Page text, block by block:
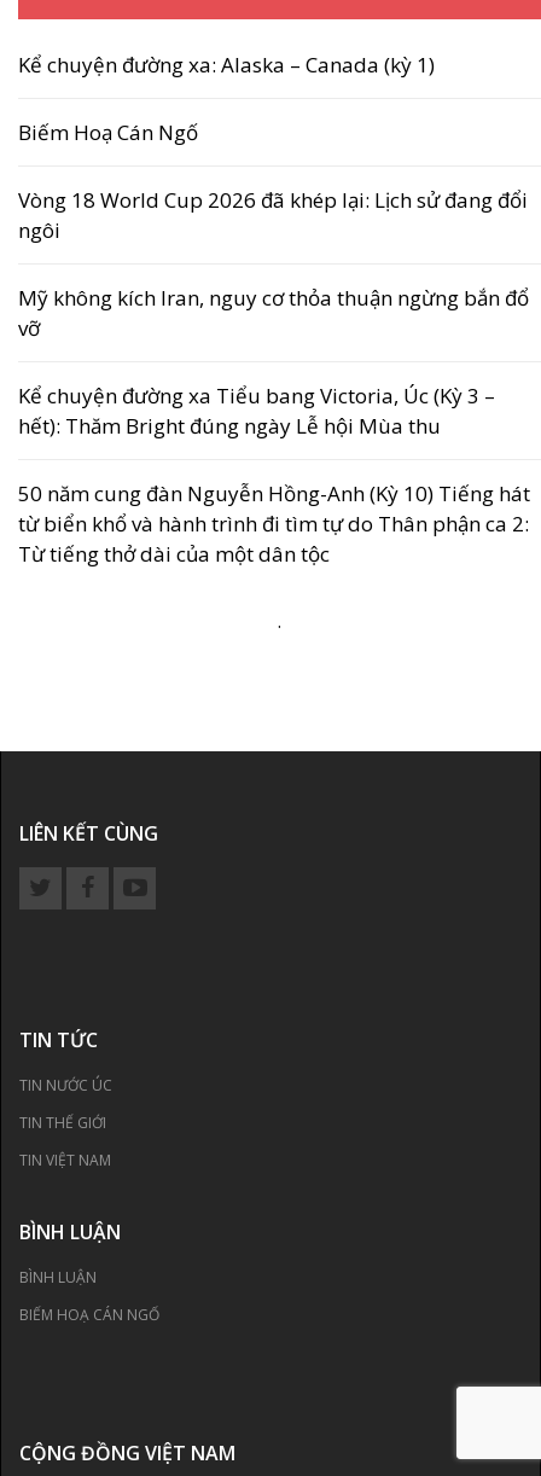
Kể chuyện đường xa: Alaska – Canada (kỳ 1)
Biếm Hoạ Cán Ngố
Vòng 18 World Cup 2026 đã khép lại: Lịch sử đang đổi
ngôi
Mỹ không kích Iran, nguy cơ thỏa thuận ngừng bắn đổ
vỡ
Kể chuyện đường xa Tiểu bang Victoria, Úc (Kỳ 3 –
hết): Thăm Bright đúng ngày Lễ hội Mùa thu
50 năm cung đàn Nguyễn Hồng-Anh (Kỳ 10) Tiếng hát
từ biển khổ và hành trình đi tìm tự do Thân phận ca 2:
Từ tiếng thở dài của một dân tộc
.
LIÊN KẾT CÙNG
TIN TỨC
TIN NƯỚC ÚC
TIN THẾ GIỚI
TIN VIỆT NAM
BÌNH LUẬN
BÌNH LUẬN
BIẾM HOẠ CÁN NGỐ
CỘNG ĐỒNG VIỆT NAM